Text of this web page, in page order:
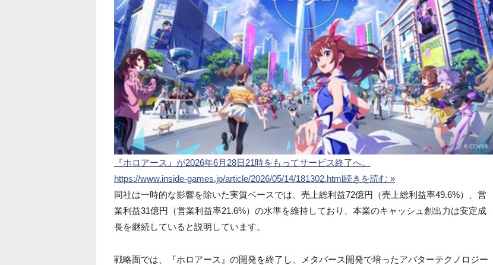
『ホロアース』が2026年6月28日21時をもってサービス終了へ。
https://www.inside-games.jp/article/2026/05/14/181302.html続きを読む »
同社は一時的な影響を除いた実質ベースでは、売上総利益72億円（売上総利益率49.6%）、営
業利益31億円（営業利益率21.6%）の水準を維持しており、本業のキャッシュ創出力は安定成
長を継続していると説明しています。
戦略面では、『ホロアース』の開発を終了し、メタバース開発で培ったアバターテクノロジー